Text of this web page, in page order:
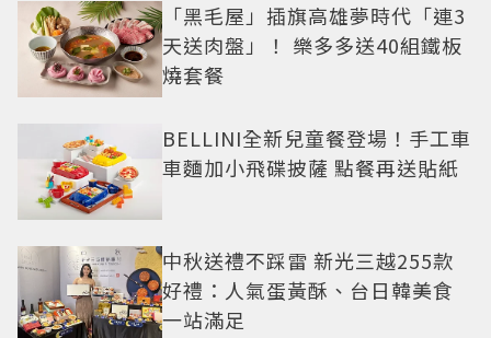
「黑毛屋」插旗高雄夢時代「連3
天送肉盤」！ 樂多多送40組鐵板
燒套餐
BELLINI全新兒童餐登場！手工車
車麵加小飛碟披薩 點餐再送貼紙
中秋送禮不踩雷 新光三越255款
好禮：人氣蛋黃酥、台日韓美食
一站滿足